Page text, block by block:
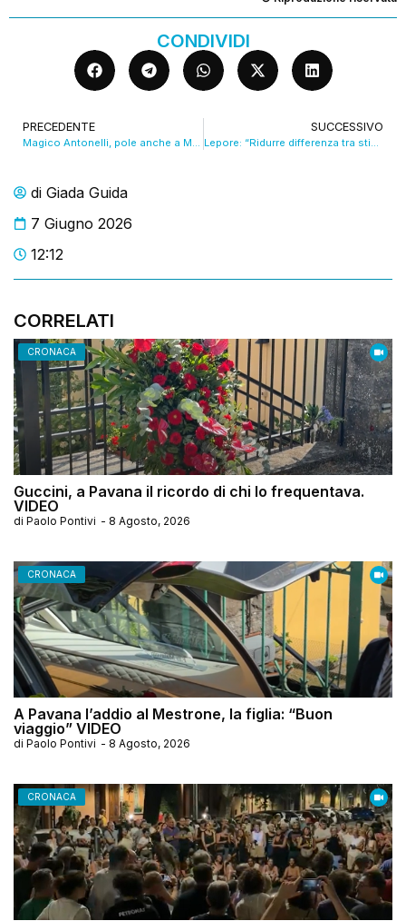
di Giada Guida
7 Giugno 2026
12:12
CORRELATI
CRONACA
Guccini, a Pavana il ricordo di chi lo frequentava.
VIDEO
di Paolo Pontivi - 8 Agosto, 2026
CRONACA
A Pavana l’addio al Mestrone, la figlia: “Buon
viaggio” VIDEO
di Paolo Pontivi - 8 Agosto, 2026
CRONACA
CONDIVIDI
PRECEDENTE SUCCESSIVO